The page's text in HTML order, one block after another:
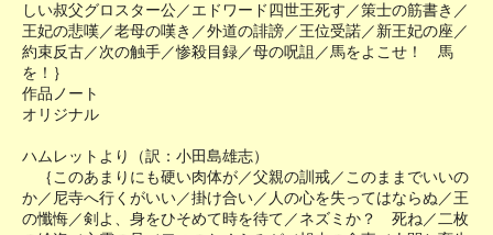
しい叔父グロスター公／エドワード四世王死す／策士の筋書き／
王妃の悲嘆／老母の嘆き／外道の誹謗／王位受諾／新王妃の座／
約束反古／次の触手／惨殺目録／母の呪詛／馬をよこせ！ 馬
を！｝
作品ノート
オリジナル
ハムレットより（訳：小田島雄志）
｛このあまりにも硬い肉体が／父親の訓戒／このままでいいの
か／尼寺へ行くがいい／掛け合い／人の心を失ってはならぬ／王
の懺悔／剣よ、身をひそめて時を待て／ネズミか？ 死ね／二枚